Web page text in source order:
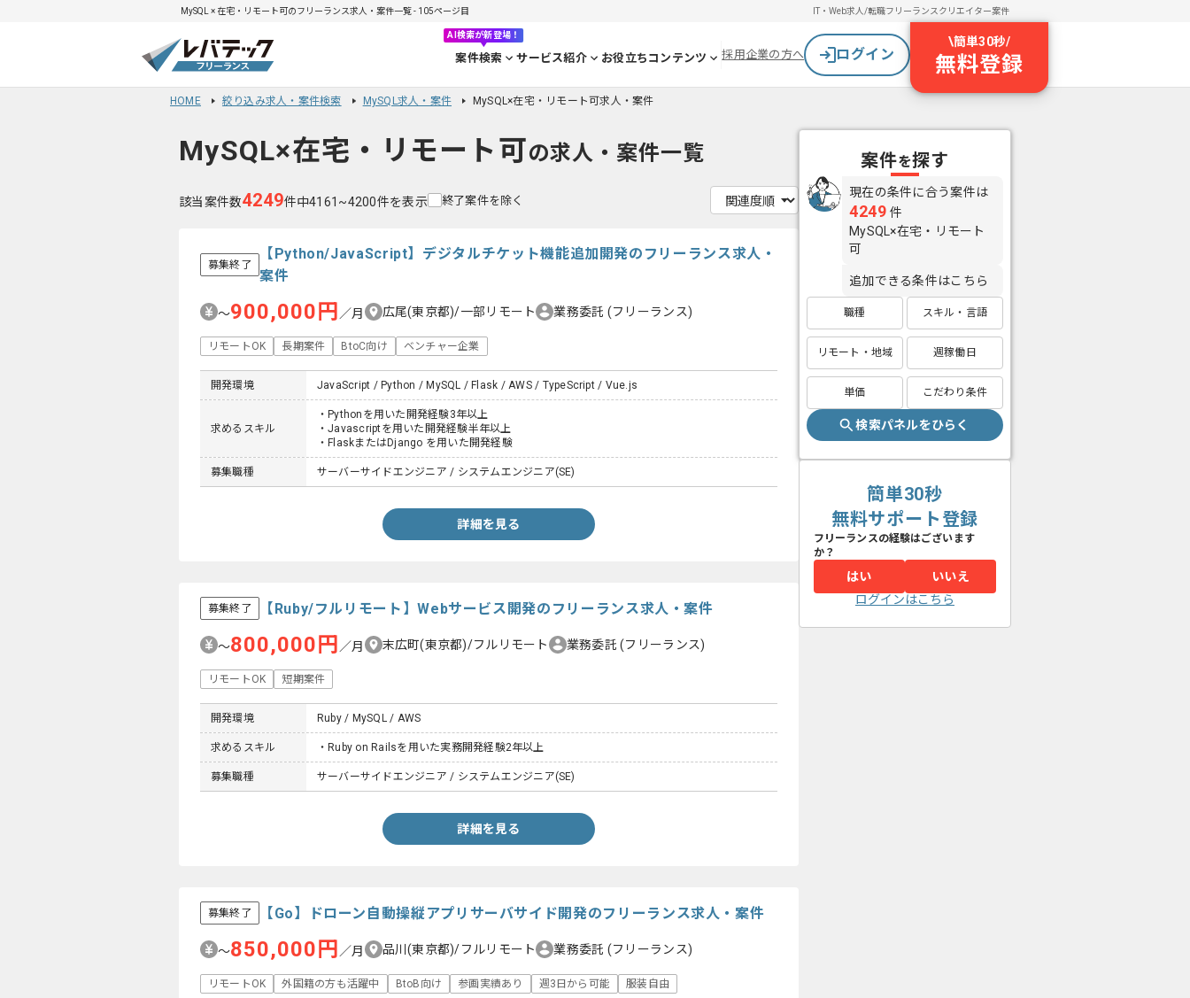
MySQL × 在宅・リモート可のフリーランス求人・案件一覧 - 105ページ目 IT・Web求人/転職フリーランスクリエイター案件
AI検索が新登場！
案件検索 サービス紹介 お役立ちコンテンツ 採用企業の方へ ログイン
\簡単30秒/
無料登録
HOME 絞り込み求人・案件検索 MySQL求人・案件 MySQL×在宅・リモート可求人・案件
MySQL×在宅・リモート可の求人・案件一覧
該当案件数4249件中4161~4200件を表示 終了案件を除く
募集終了
【Python/JavaScript】デジタルチケット機能追加開発のフリーランス求人・
案件
〜900,000円 ／月 広尾(東京都)/一部リモート 業務委託 (フリーランス)
リモートOK 長期案件 BtoC向け ベンチャー企業
開発環境 JavaScript / Python / MySQL / Flask / AWS / TypeScript / Vue.js
求めるスキル
・Pythonを用いた開発経験3年以上
・Javascriptを用いた開発経験半年以上
・FlaskまたはDjango を用いた開発経験
募集職種 サーバーサイドエンジニア / システムエンジニア(SE)
詳細を見る
募集終了 【Ruby/フルリモート】Webサービス開発のフリーランス求人・案件
〜800,000円 ／月 末広町(東京都)/フルリモート 業務委託(フリーランス)
リモートOK 短期案件
開発環境 Ruby / MySQL / AWS
求めるスキル ・Ruby on Railsを用いた実務開発経験2年以上
募集職種 サーバーサイドエンジニア / システムエンジニア(SE)
詳細を見る
募集終了 【Go】ドローン自動操縦アプリサーバサイド開発のフリーランス求人・案件
〜850,000円 ／月 品川(東京都)/フルリモート 業務委託 (フリーランス)
リモートOK 外国籍の方も活躍中 BtoB向け 参画実績あり 週3日から可能 服装自由
案件を探す
現在の条件に合う案件は
4249 件
MySQL×在宅・リモート
可
追加できる条件はこちら
職種 スキル・言語
リモート・地域 週稼働日
単価 こだわり条件
検索パネルをひらく
簡単30秒
無料サポート登録
フリーランスの経験はございます
か？
はい
いいえ
ログインはこちら